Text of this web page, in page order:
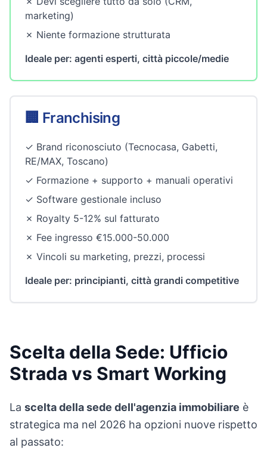
marketing)
✗ Niente formazione strutturata
Ideale per: agenti esperti, città piccole/medie
🏢 Franchising
✓ Brand riconosciuto (Tecnocasa, Gabetti,
RE/MAX, Toscano)
✓ Formazione + supporto + manuali operativi
✓ Software gestionale incluso
✗ Royalty 5-12% sul fatturato
✗ Fee ingresso €15.000-50.000
✗ Vincoli su marketing, prezzi, processi
Ideale per: principianti, città grandi competitive
Scelta della Sede: Ufficio
Strada vs Smart Working
La scelta della sede dell'agenzia immobiliare è
strategica ma nel 2026 ha opzioni nuove rispetto
al passato: